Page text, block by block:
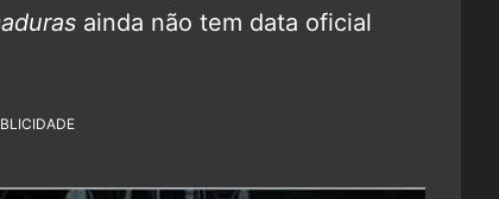
ainda não tem data oficial